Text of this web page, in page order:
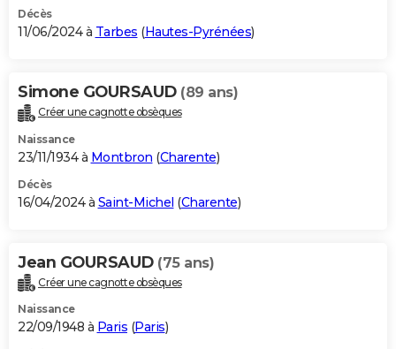
Décès
11/06/2024 à Tarbes (Hautes-Pyrénées)
Simone GOURSAUD (89 ans)
Créer une cagnotte obsèques
Naissance
23/11/1934 à Montbron (Charente)
Décès
16/04/2024 à Saint-Michel (Charente)
Jean GOURSAUD (75 ans)
Créer une cagnotte obsèques
Naissance
22/09/1948 à Paris (Paris)